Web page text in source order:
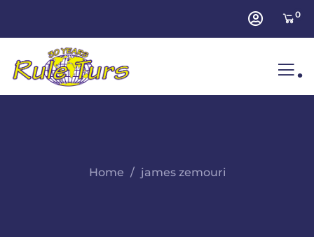
0
.
Home james zemouri